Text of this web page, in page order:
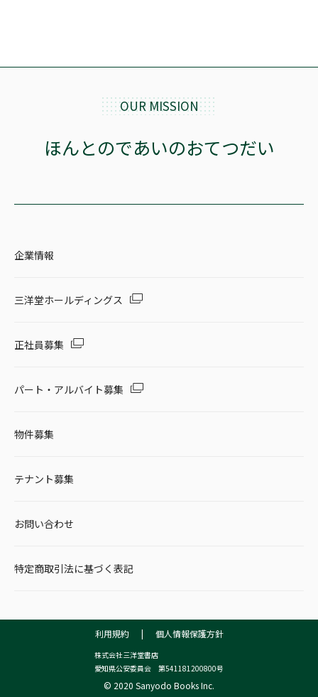
OUR MISSION
ほんとのであいのおてつだい
企業情報
三洋堂ホールディングス
正社員募集
パート・アルバイト募集
物件募集
テナント募集
お問い合わせ
特定商取引法に基づく表記
利用規約 | 個人情報保護方針
株式会社三洋堂書店
愛知県公安委員会 第541181200800号
© 2020 Sanyodo Books Inc.